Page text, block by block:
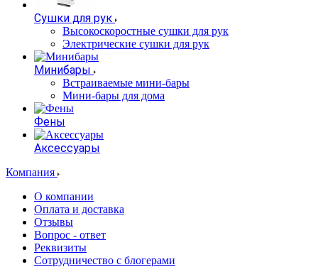
Сушки для рук
Высокоскоростные сушки для рук
Электрические сушки для рук
Минибары
Встраиваемые мини-бары
Мини-бары для дома
Фены
Аксессуары
Компания
О компании
Оплата и доставка
Отзывы
Вопрос - ответ
Реквизиты
Сотрудничество с блогерами